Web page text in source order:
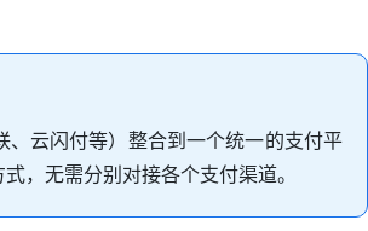
、云闪付等）整合到一个统一的支付平
，无需分别对接各个支付渠道。